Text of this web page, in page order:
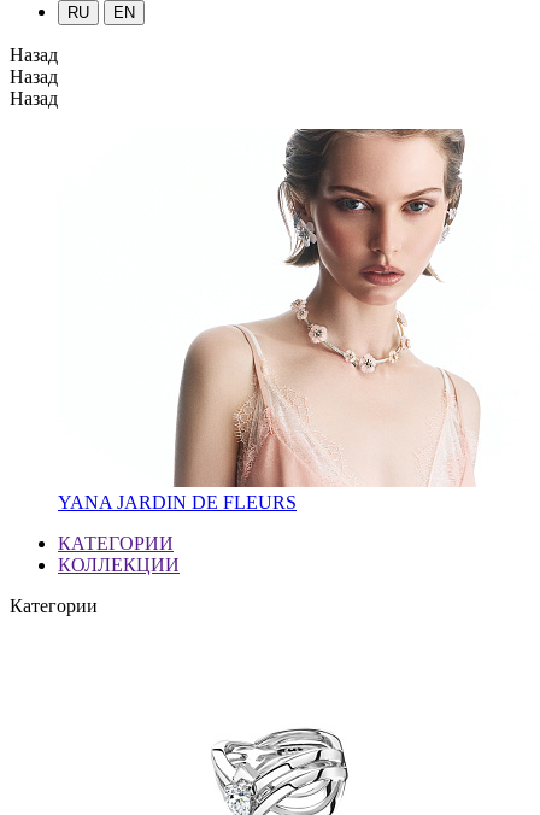
RU EN
Назад
Назад
Назад
YANA JARDIN DE FLEURS
КАТЕГОРИИ
КОЛЛЕКЦИИ
Категории